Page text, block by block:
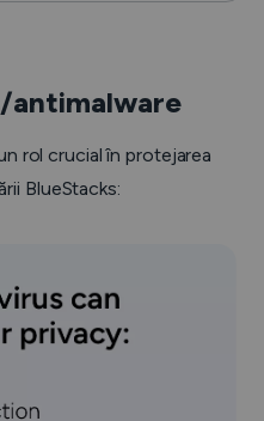
rol crucial în protejarea
BlueStacks: